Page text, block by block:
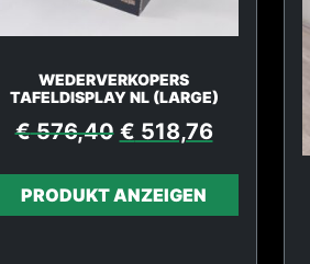
WEDERVERKOPERS
TAFELDISPLAY NL (LARGE)
€576,40 € 518,76
PRODUKT ANZEIGEN